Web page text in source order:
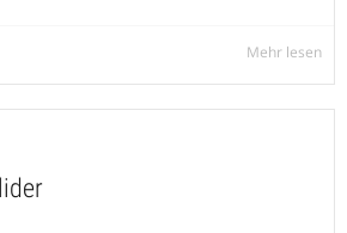
Mehr lesen